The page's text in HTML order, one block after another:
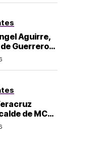
Aguirre,
Guerrero,
de
de MC
el asesinato